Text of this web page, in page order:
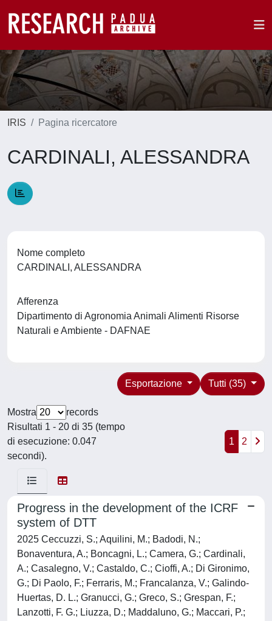
IRIS Pagina ricercatore
CARDINALI, ALESSANDRA
Nome completo
CARDINALI, ALESSANDRA
Afferenza
Dipartimento di Agronomia Animali Alimenti Risorse
Naturali e Ambiente - DAFNAE
Tutti (35)
Esportazione
Mostra
records
Risultati 1 - 20 di 35 (tempo
di esecuzione: 0.047
secondi).
1 2
Progress in the development of the ICRF
system of DTT
2025 Ceccuzzi, S.; Aquilini, M.; Badodi, N.;
Bonaventura, A.; Boncagni, L.; Camera, G.; Cardinali,
A.; Casalegno, V.; Castaldo, C.; Cioffi, A.; Di Gironimo,
G.; Di Paolo, F.; Ferraris, M.; Francalanza, V.; Galindo-
Huertas, D. L.; Granucci, G.; Greco, S.; Grespan, F.;
Lanzotti, F. G.; Liuzza, D.; Maddaluno, G.; Maccari, P.;